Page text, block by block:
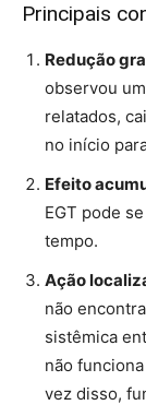
Principais
Redução
observou
relatados,
no início
Efeito
EGT pode
tempo.
Ação
não
sistêmica
não
vez disso,